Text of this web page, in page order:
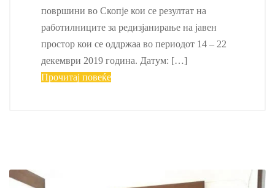
површини во Скопје кои се резултат на
работилниците за редизјанирање на јавен
простор кои се оддржаа во периодот 14 – 22
декември 2019 година. Датум: […]
Прочитај повеќе